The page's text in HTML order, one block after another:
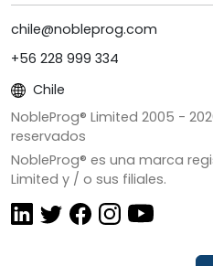
chile@nobleprog.com
+56 228 999 334
Chile
NobleProg® Limited 2005 -
reservados
NobleProg® es una marca
Limited y / o sus filiales.